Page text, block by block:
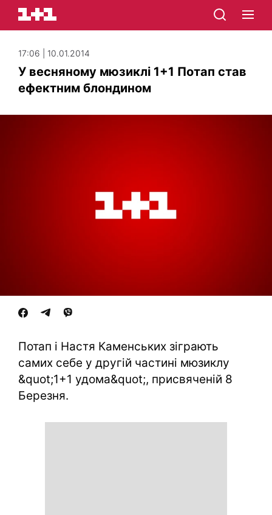
17:06 | 10.01.2014
У весняному мюзиклі 1+1 Потап став
ефектним блондином
Потап і Настя Каменських зіграють
самих себе у другій частині мюзиклу
&quot;1+1 удома&quot;, присвяченій 8
Березня.